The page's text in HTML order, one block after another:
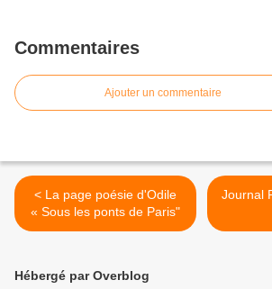
Commentaires
Ajouter un commentaire
< La page poésie d'Odile
« Sous les ponts de Paris"
Journal
Hébergé par Overblog